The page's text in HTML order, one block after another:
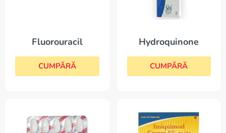
Fluorouracil
CUMPĂRĂ
Hydroquinone
CUMPĂRĂ